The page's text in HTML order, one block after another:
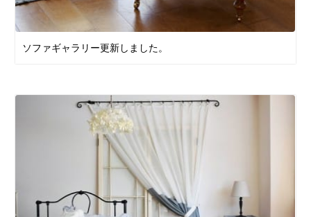
ソファギャラリー更新しました。